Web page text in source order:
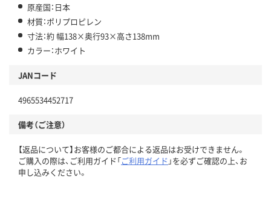
原産国：日本
材質：ポリプロピレン
寸法：約 幅138×奥行93×高さ138mm
カラー：ホワイト
JANコード
4965534452717
備考（ご注意）
【返品について】お客様のご都合による返品はお受けできません。
ご購入の際は、ご利用ガイド「ご利用ガイド 」を必ずご確認の上、お
申し込みください。